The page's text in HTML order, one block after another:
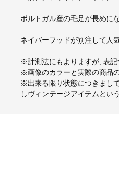
ポルトガル産の毛足が長めに
ネイバーフッドが別注して人
※計測法にもよりますが, 表記
※画像のカラーと実際の商品
※出来る限り状態につきまし
しヴィンテージアイテムとい